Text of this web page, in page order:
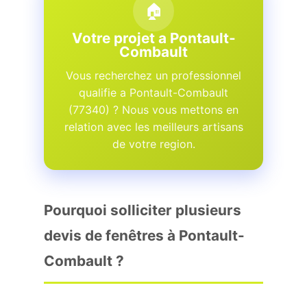
🏠
Votre projet a Pontault-
Combault
Vous recherchez un professionnel
qualifie a Pontault-Combault
(77340) ? Nous vous mettons en
relation avec les meilleurs artisans
de votre region.
Pourquoi solliciter plusieurs
devis de fenêtres à Pontault-
Combault ?